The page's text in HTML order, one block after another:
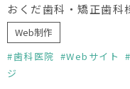
おくだ歯科・矯正歯科
Web制作
歯科医院
Webサイト
ジ